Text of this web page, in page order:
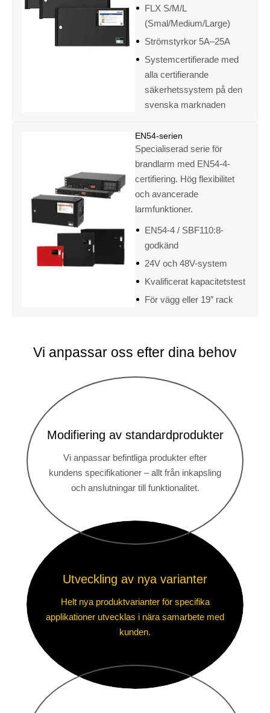
FLX S/M/L
(Smal/Medium/Large)
Strömstyrkor 5A–25A
Systemcertifierade med
alla certifierande
säkerhetssystem på den
svenska marknaden
EN54-serien
Specialiserad serie för
brandlarm med EN54-4-
certifiering. Hög flexibilitet
och avancerade
larmfunktioner.
EN54-4 / SBF110:8-
godkänd
24V och 48V-system
Kvalificerat kapacitetstest
För vägg eller 19″ rack
Vi anpassar oss efter dina behov
Modifiering av standardprodukter
Vi anpassar befintliga produkter efter
kundens specifikationer – allt från inkapsling
och anslutningar till funktionalitet.
Utveckling av nya varianter
Helt nya produktvarianter för specifika
applikationer utvecklas i nära samarbete med
kunden.